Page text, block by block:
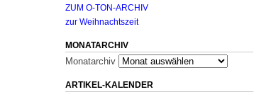
ZUM O-TON-ARCHIV
zur Weihnachtszeit
MONATARCHIV
Monatarchiv
ARTIKEL-KALENDER